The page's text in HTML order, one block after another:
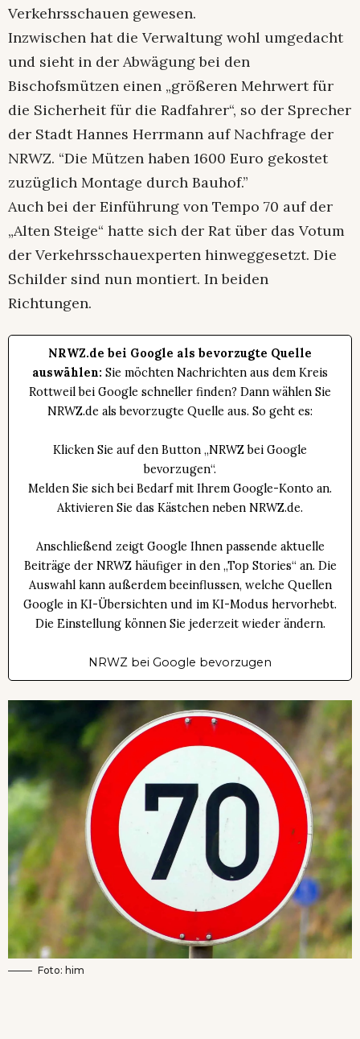
Verkehrsschauen gewesen.
Inzwischen hat die Verwaltung wohl umgedacht
und sieht in der Abwägung bei den
Bischofsmützen einen „größeren Mehrwert für
die Sicherheit für die Radfahrer“, so der Sprecher
der Stadt Hannes Herrmann auf Nachfrage der
NRWZ. “Die Mützen haben 1600 Euro gekostet
zuzüglich Montage durch Bauhof.”
Auch bei der Einführung von Tempo 70 auf der
„Alten Steige“ hatte sich der Rat über das Votum
der Verkehrsschauexperten hinweggesetzt. Die
Schilder sind nun montiert. In beiden
Richtungen.
NRWZ.de bei Google als bevorzugte Quelle
auswählen: Sie möchten Nachrichten aus dem Kreis
Rottweil bei Google schneller finden? Dann wählen Sie
NRWZ.de als bevorzugte Quelle aus. So geht es:
Klicken Sie auf den Button „NRWZ bei Google
bevorzugen“.
Melden Sie sich bei Bedarf mit Ihrem Google-Konto an.
Aktivieren Sie das Kästchen neben NRWZ.de.
Anschließend zeigt Google Ihnen passende aktuelle
Beiträge der NRWZ häufiger in den „Top Stories“ an. Die
Auswahl kann außerdem beeinflussen, welche Quellen
Google in KI-Übersichten und im KI-Modus hervorhebt.
Die Einstellung können Sie jederzeit wieder ändern.
NRWZ bei Google bevorzugen
Foto: him